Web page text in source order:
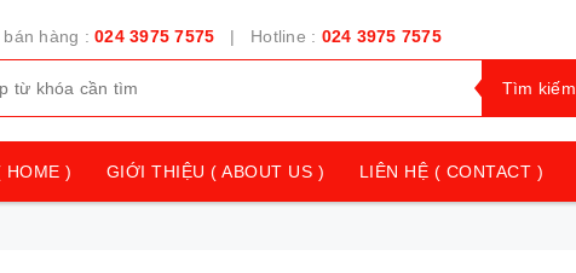
hàng : 024 3975 7575 | Hotline : 024 3975 7575
Tìm kiếm
HOME ) GIỚI THIỆU ( ABOUT US ) LIÊN HỆ ( CONTACT )